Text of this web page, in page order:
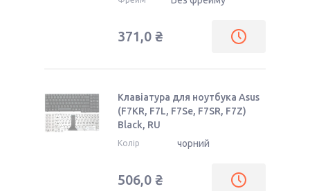
371,0 ₴
Клавіатура для ноутбука Asus
(F7KR, F7L, F7Se, F7SR, F7Z)
Black, RU
Колір чорний
506,0 ₴